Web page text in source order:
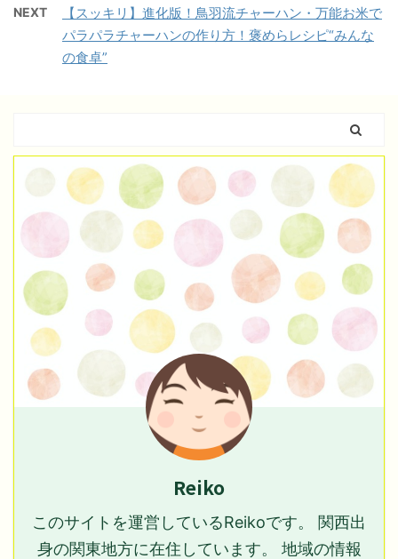
NEXT
【スッキリ】進化版！鳥羽流チャーハン・万能お米で
パラパラチャーハンの作り方！褒めらレシピ“みんな
の食卓”
Reiko
このサイトを運営しているReikoです。 関西出
身の関東地方に在住しています。 地域の情報